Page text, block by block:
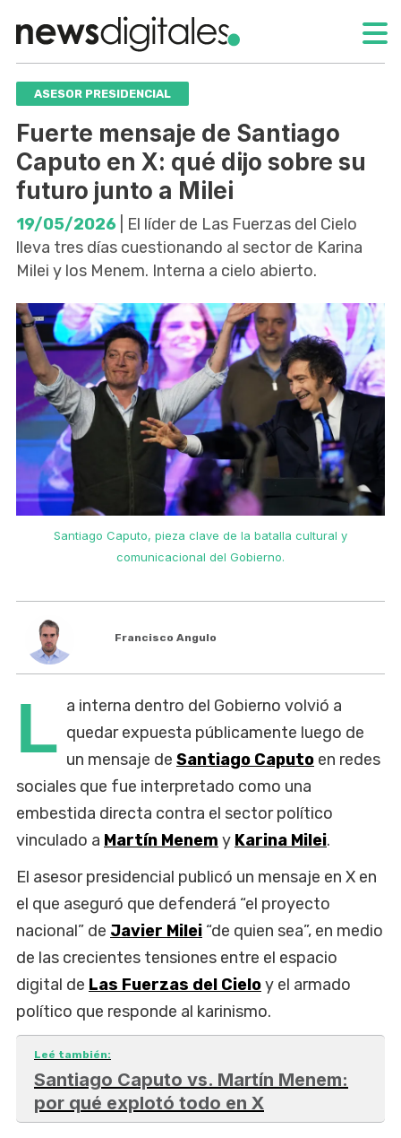
ASESOR PRESIDENCIAL
Fuerte mensaje de Santiago
Caputo en X: qué dijo sobre su
futuro junto a Milei
19/05/2026 | El líder de Las Fuerzas del Cielo
lleva tres días cuestionando al sector de Karina
Milei y los Menem. Interna a cielo abierto.
Santiago Caputo, pieza clave de la batalla cultural y
comunicacional del Gobierno.
Francisco Angulo
L a interna dentro del Gobierno volvió a
quedar expuesta públicamente luego de
un mensaje de Santiago Caputo en redes
sociales que fue interpretado como una
embestida directa contra el sector político
vinculado a Martín Menem y Karina Milei.
El asesor presidencial publicó un mensaje en X en
el que aseguró que defenderá “el proyecto
nacional” de Javier Milei “de quien sea”, en medio
de las crecientes tensiones entre el espacio
digital de Las Fuerzas del Cieloy el armado
político que responde al karinismo.
Leé también:
Santiago Caputo vs. Martín Menem:
por qué explotó todo en X